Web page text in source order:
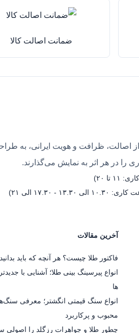
ضمانت اصالت کالا
اصالت، ظرافت و هویت ایرانی، به
را در هر اثر به نمایش می‌گذارند.
آخرین مقالات
فاکتور طلا چیست؟ هر آنچه که باید بدانید.
انواع پیرسینگ بینی طلا؛ آشنایی با
ها
انواع سنگ قیمتی انگشتر؛ معرفی
محبوب و پرکاربرد
چطور طلا و جواهرات رزگلد را اصولی